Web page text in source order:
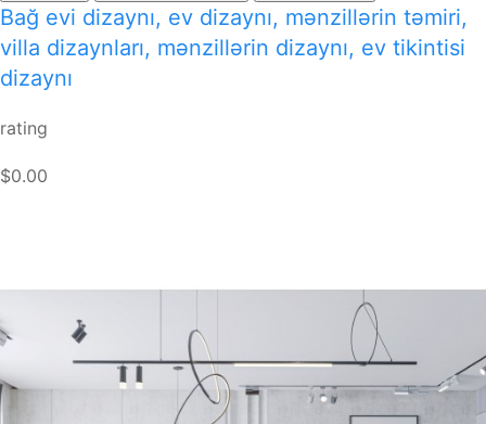
Bağ evi dizaynı, ev dizaynı, mənzillərin təmiri,
villa dizaynları, mənzillərin dizaynı, ev tikintisi
dizaynı
rating
$0.00